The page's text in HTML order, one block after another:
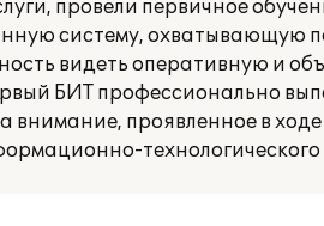
провели первичное
систему, охватывающую
видеть оперативную и
БИТ профессионально
внимание, проявленное в